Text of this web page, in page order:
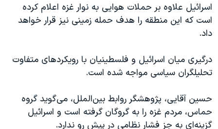
اسرائیل علاوه بر حملات هوایی به نوار غزه اعلام کرده
است که این منطقه را هدف حمله زمینی نیز قرار خواهد
داد.
درگیری میان اسرائیل و فلسطینیان با رویکردهای متفاوت
تحلیلگران سیاسی مواجه شده است.
حسین آقایی، پژوهشگر روابط بین‌الملل، می‌گوید گروه
حماس، مردم غزه را به گروگان گرفته است و اسرائیل
گزینه‌ای به جز فشار نظامی در پیش رو ندارد.